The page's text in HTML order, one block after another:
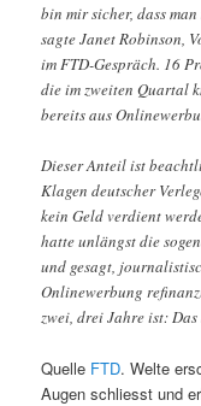
bin mir sicher, dass
sagte Janet Robinson,
im FTD-Gespräch. 16
die im zweiten Quartal
bereits aus
Dieser Anteil ist
Klagen deutscher
kein Geld verdient
hatte unlängst die
und gesagt,
Onlinewerbung
zwei, drei Jahre ist:
Quelle FTD. Welte
Augen schliesst und